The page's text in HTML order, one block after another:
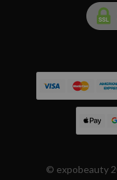
© expobeauty